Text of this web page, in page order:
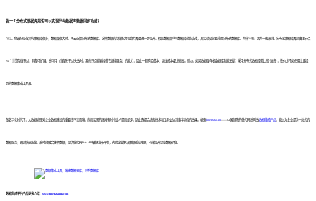
做一个分布式数据库是否可以实现异构数据库数据同步功能？
可以。但最好是在异构数据库很多，数据量很大时，再去选择分布式数据库，这样数据的存储能力和算力都会进一步提升。假如数据量单机数据库就能支撑，其实就没必要采用分布式数据库。为什么呢？因为一般来说，分布式数据库都是由主节点
+N个计算存储节点，具备可扩展、高可用（当部分节点失效时，其他节点能够接替它继续服务）的能力，因此一般购买成本、运维成本都比较高。所以，如果数据量单机数据库就能支撑，采用分布式数据库就比较“浪费”，性价比不如使用上面提
到的数据集成工具高。
在数字化时代下，大数据治理对企业数据建设的重要性不言而喻，然而实现的困难有时也让人望而却步，因此选择合适的技术和工具会达到事半功倍的效果。帆软FineDataLink——中国领先的低代码/高时效数据集成产品，能过为企业提供一站式的
数据服务，通过快速连接、高时效融合多种数据，提供低代码Data API敏捷发布平台，帮助企业解决数据孤岛难题，有效提升企业数据价值。
数据集成平台产品更多介绍： www.finedatalink.com